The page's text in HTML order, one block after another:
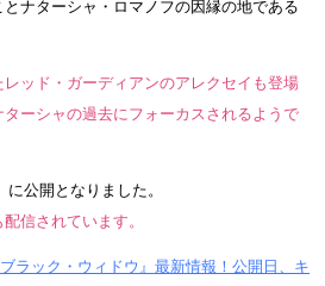
ナターシャ・ロマノフの因縁の地である
ッド・ガーディアンのアレクセイも登場
ーシャの過去にフォーカスされるようで
公開となりました。
信されています。
ラック・ウィドウ』最新情報！公開日、キ